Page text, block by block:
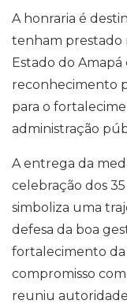
A honraria é
tenham prestado
Estado do
reconhecimento
para o
administração
A entrega da
celebração dos
simboliza uma
defesa da boa
fortalecimento
compromisso
reuniu